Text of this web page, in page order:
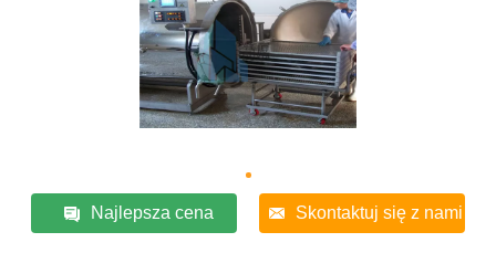
Najlepsza cena Skontaktuj się z nami